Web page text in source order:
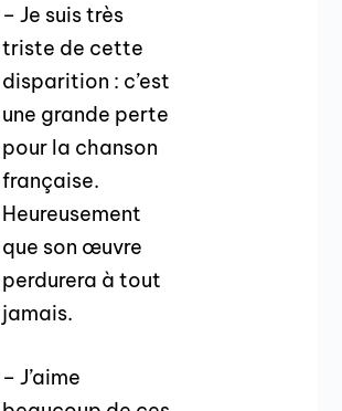
– Je suis très
triste de cette
disparition : c’est
une grande perte
pour la chanson
française.
Heureusement
que son œuvre
perdurera à tout
jamais.
– J’aime